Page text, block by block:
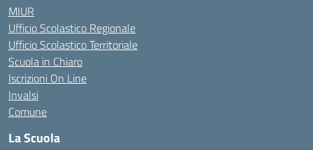
MIUR
Ufficio Scolastico Regionale
Ufficio Scolastico Territoriale
Scuola in Chiaro
Iscrizioni On Line
Invalsi
Comune
La Scuola